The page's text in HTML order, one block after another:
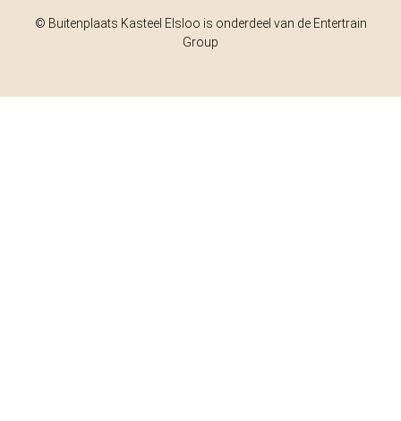
© Buitenplaats Kasteel Elsloo is onderdeel van de Entertrain
Group